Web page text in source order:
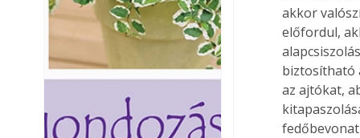
akkor
előfordul,
biztosítható
az ajtókat,